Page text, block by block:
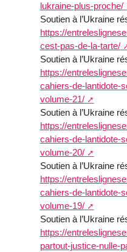
lukraine-plus-proche/
Soutien à l’Ukraine
https://
cest-pas-de-la-tarte/
Soutien à l’Ukraine
https://
cahiers-de-lantidote-
volume-21/
Soutien à l’Ukraine
https://
cahiers-de-lantidote-
volume-20/
Soutien à l’Ukraine
https://
cahiers-de-lantidote-
volume-19/
Soutien à l’Ukraine
https://
partout-justice-nulle-